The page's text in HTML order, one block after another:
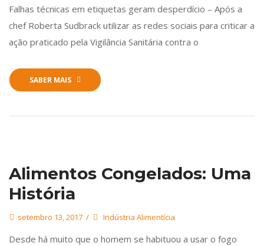
Falhas técnicas em etiquetas geram desperdício – Após a
chef Roberta Sudbrack utilizar as redes sociais para criticar a
ação praticado pela Vigilância Sanitária contra o
SABER MAIS
Alimentos Congelados: Uma
História
setembro 13, 2017 Indústria Alimentícia
Desde há muito que o homem se habituou a usar o fogo